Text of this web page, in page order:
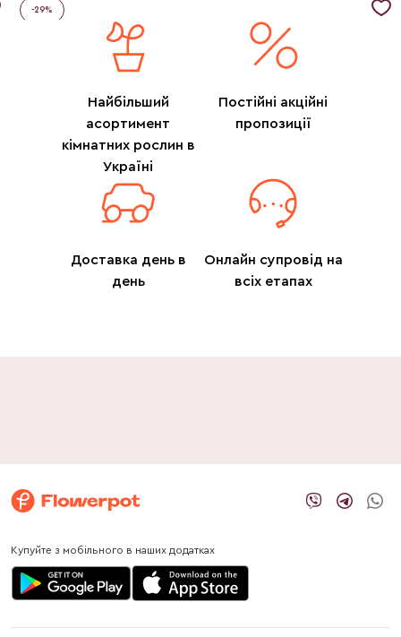
-29%
Найбільший
асортимент
кімнатних рослин в
Україні
Постійні акційні
пропозиції
Доставка день в
день
Онлайн супровід на
всіх етапах
Купуйте з мобільного в наших додатках